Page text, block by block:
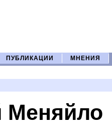
ПУБЛИКАЦИИ МНЕНИЯ
Меняйло